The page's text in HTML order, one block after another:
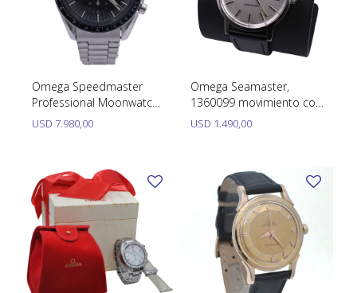
Omega Speedmaster
Professional Moonwatch
105.012-65 año 1965
calibre 321.
USD 7.980,00
Omega Seamaster,
1360099 movimiento con
calendario rápido, acero
35 mm año 1980.
USD 1.490,00